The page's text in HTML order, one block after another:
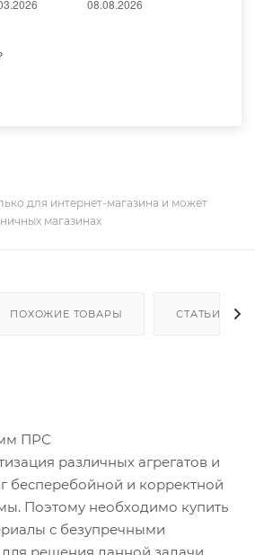
для интернет-магазина и может
магазинах
ПОХОЖИЕ ТОВАРЫ СТАТЬИ
ПРС
различных агрегатов и
бесперебойной и корректной
Поэтому необходимо купить
с безупречными